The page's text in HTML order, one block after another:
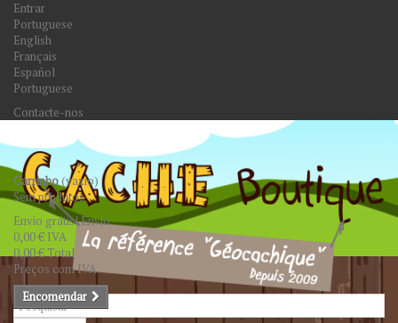
Entrar
Portuguese
English
Français
Español
Portuguese
Contacte-nos
Carrinho(vazio)
Sem produtos
Envio grátis!Envio
0,00 € IVA
0,00 €Total
Preços com IVA
Encomendar